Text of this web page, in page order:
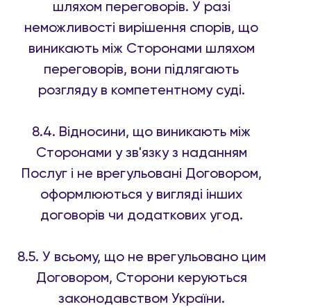
шляхом переговорів. У разі
неможливості вирішення спорів, що
виникають між Сторонами шляхом
переговорів, вони підлягають
розгляду в компетентному суді.
8.4. Відносини, що виникають між
Сторонами у зв'язку з наданням
Послуг і не врегульовані Договором,
оформлюються у вигляді інших
договорів чи додаткових угод.
8.5. У всьому, що не врегульовано цим
Договором, Сторони керуються
законодавством України.